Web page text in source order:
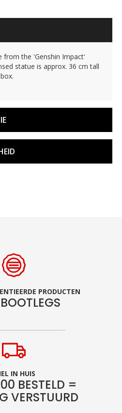
from the 'Genshin Impact'
statue is approx. 36 cm tall
PRODUCTEN
IN HUIS
BESTELD =
VERSTUURD